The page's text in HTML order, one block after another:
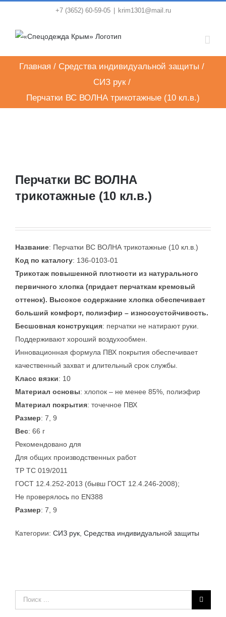
content
+7 (3652) 60-59-05 krim1301@mail.ru
Главная / Средства индивидуальной защиты /
СИЗ рук /
Перчатки ВС ВОЛНА трикотажные (10 кл.в.)
Перчатки ВС ВОЛНА
трикотажные (10 кл.в.)
Название: Перчатки ВС ВОЛНА трикотажные (10 кл.в.)
Код по каталогу: 136-0103-01
Трикотаж повышенной плотности из натурального
первичного хлопка (придает перчаткам кремовый
оттенок). Высокое содержание хлопка обеспечивает
больший комфорт, полиэфир – износоустойчивость.
Бесшовная конструкция: перчатки не натирают руки.
Поддерживают хороший воздухообмен.
Инновационная формула ПВХ покрытия обеспечивает
качественный захват и длительный срок службы.
Класс вязки: 10
Материал основы: хлопок – не менее 85%, полиэфир
Материал покрытия: точечное ПВХ
Размер: 7, 9
Вес: 66 г
Рекомендовано для
Для общих производственных работ
ТР ТС 019/2011
ГОСТ 12.4.252-2013 (бывш ГОСТ 12.4.246-2008);
Не проверялось по EN388
Размер: 7, 9
Категории: СИЗ рук Средства индивидуальной защиты
Результат
поиска: